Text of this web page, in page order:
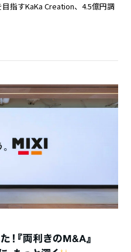
指すKaKa Creation、4.5億円調